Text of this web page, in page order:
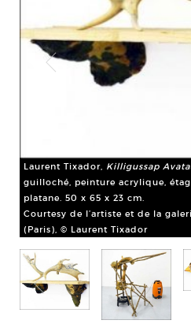
Laurent Tixador, Killigussap
guilloché, peinture acrylique,
platane. 50 x 65 x 23 cm.
Courtesy de l’artiste et de la
(Paris), © Laurent Tixador